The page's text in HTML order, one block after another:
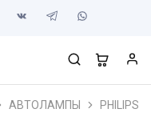
АВТОЛАМПЫ PHILIPS